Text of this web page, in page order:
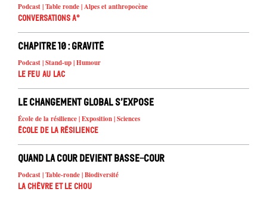
Podcast | Table ronde | Alpes et anthropocène
Conversations A°
Chapitre 10 : Gravité
Podcast | Stand-up | Humour
Le feu au lac
Le changement global s’expose
École de la résilience | Exposition | Sciences
École de la résilience
Quand la cour devient basse-cour
Podcast | Table-ronde | Biodiversité
La chèvre et le chou